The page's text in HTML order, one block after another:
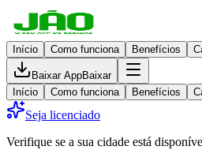
Início Como funciona Benefícios
Baixar AppBaixar
Início
Como funciona Benefícios
Seja licenciado
Verifique se a sua cidade está